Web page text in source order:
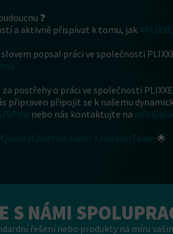
❓
a aktivně přispívat k tomu, jak
popsal práci ve společnosti
postřehy o práci ve společnosti
připraven připojit se k našemu
nebo nás kontaktujte na
#JoinOurTeam 🌟
S NÁMI
řešení nebo produkty na míru